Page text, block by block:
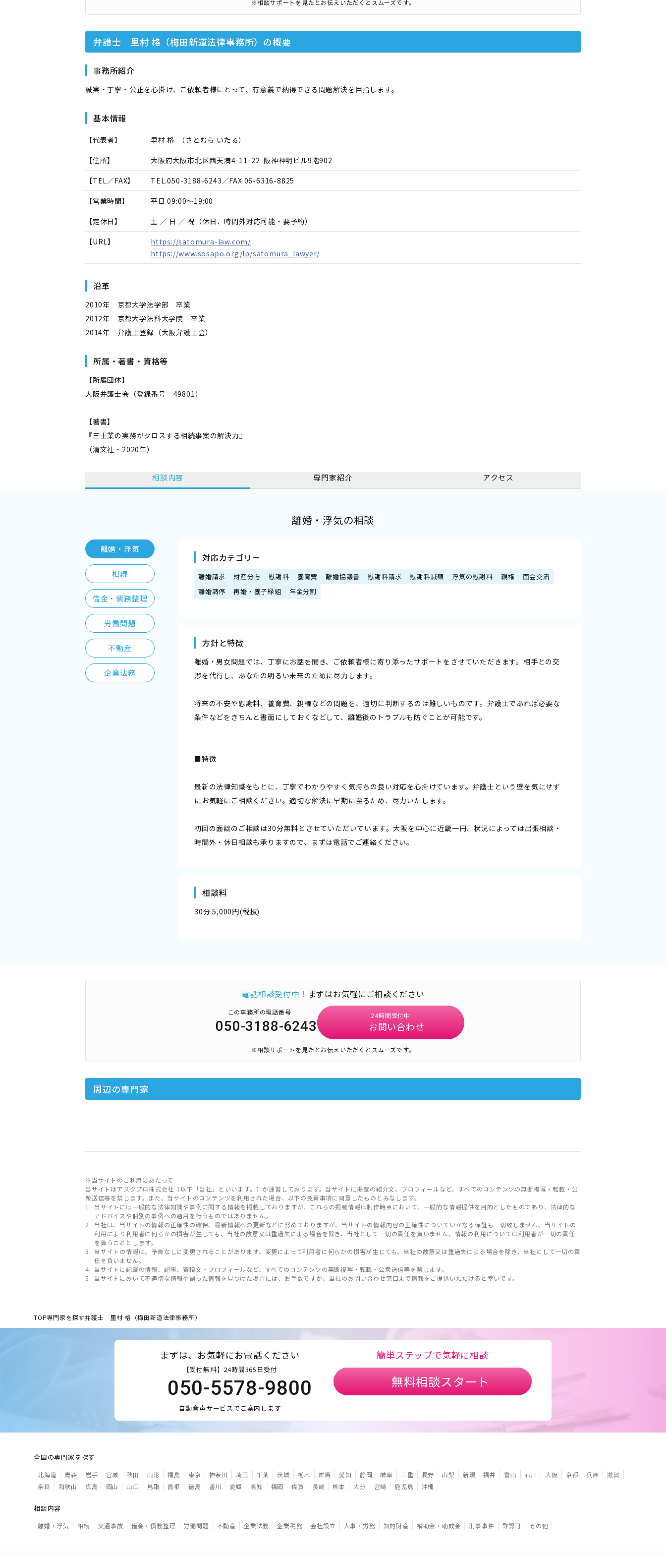
※相談サポートを見たとお伝えいただくとスムーズです。
弁護士 里村 格（梅田新道法律事務所） の概要
事務所紹介
誠実・丁寧・公正を心掛け、ご依頼者様にとって、有意義で納得できる問題解決を目指します。
基本情報
【代表者】 里村 格 （さとむら いたる）
【住所】 大阪府大阪市北区西天満4-11-22 阪神神明ビル9階902
【TEL／FAX】 TEL.050-3188-6243 ／FAX.06-6316-8825
【営業時間】 平日 09:00～19:00
【定休日】 土 ／ 日 ／ 祝（休日、時間外対応可能・要予約）
【URL】
https://satomura-law.com/
https://www.sosapo.org/lp/satomura_lawyer/
沿革
2010年 京都大学法学部 卒業
2012年 京都大学法科大学院 卒業
2014年 弁護士登録（大阪弁護士会）
所属・著書・資格等
【所属団体】
大阪弁護士会（登録番号 49801）
【著書】
『三士業の実務がクロスする相続事案の解決力』
（清文社・2020年）
相談内容 専門家紹介 アクセス
離婚・浮気の相談
離婚・浮気
相続
借金・債務整理
労働問題
不動産
企業法務
対応カテゴリー
離婚請求 財産分与 慰謝料 養育費 離婚協議書 慰謝料請求 慰謝料減額 浮気の慰謝料 親権
面会交流
離婚調停
再婚・養子縁組 年金分割
方針と特徴
離婚・男女問題では、丁寧にお話を聞き、ご依頼者様に寄り添ったサポートをさせていただきます。相手との交
渉を代行し、あなたの明るい未来のために尽力します。
将来の不安や慰謝料、養育費、親権などの問題を、適切に判断するのは難しいものです。弁護士であれば必要な
条件などをきちんと書面にしておくなどして、離婚後のトラブルも防ぐことが可能です。
■特徴
最新の法律知識をもとに、丁寧でわかりやすく気持ちの良い対応を心掛けています。弁護士という壁を気にせず
にお気軽にご相談ください。適切な解決に早期に至るため、尽力いたします。
初回の面談のご相談は30分無料とさせていただいています。大阪を中心に近畿一円、状況によっては出張相談・
時間外・休日相談も承りますので、まずは電話でご連絡ください。
相談料
30分 5,000円(税抜)
電話相談受付中！ まずはお気軽にご相談ください
この事務所の電話番号
050-3188-6243
24時間受付中
お問い合わせ
※相談サポートを見たとお伝えいただくとスムーズです。
周辺の専門家
※当サイトのご利用にあたって
当サイトはアスクプロ株式会社（以下「当社」といいます。）が運営しております。当サイトに掲載の紹介文、プロフィールなど、すべてのコンテンツの無断複写・転載・公
衆送信等を禁じます。また、当サイトのコンテンツを利用された場合、以下の免責事項に同意したものとみなします。
当サイトには一般的な法律知識や事例に関する情報を掲載しておりますが、これらの掲載情報は制作時点において、一般的な情報提供を目的としたものであり、法律的な
アドバイスや個別の事例への適用を行うものではありません。
当社は、当サイトの情報の正確性の確保、最新情報への更新などに努めておりますが、当サイトの情報内容の正確性についていかなる保証も一切致しません。当サイトの
利用により利用者に何らかの損害が生じても、当社の故意又は重過失による場合を除き、当社として一切の責任を負いません。情報の利用については利用者が一切の責任
を負うこととします。
当サイトの情報は、予告なしに変更されることがあります。変更によって利用者に何らかの損害が生じても、当社の故意又は重過失による場合を除き、当社として一切の責
任を負いません。
当サイトに記載の情報、記事、寄稿文・プロフィールなど、すべてのコンテンツの無断複写・転載・公衆送信等を禁じます。
当サイトにおいて不適切な情報や誤った情報を見つけた場合には、お手数ですが、当社のお問い合わせ窓口まで情報をご提供いただけると幸いです。
TOP専門家を探す弁護士 里村 格（梅田新道法律事務所）
まずは、お気軽にお電話ください
【受付無料】24時間365日受付
050-5578-9800
自動音声サービスでご案内します
簡単ステップで気軽に相談
無料相談スタート
全国の専門家を探す
北海道 青森 岩手 宮城 秋田 山形 福島 東京 神奈川 埼玉 千葉 茨城 栃木 群馬 愛知 静岡 岐阜 三重 長野 山梨 新潟 福井 富山 石川 大阪 京都 兵庫
滋賀
奈良
和歌山 広島 岡山 山口 鳥取 島根 徳島 香川 愛媛 高知 福岡 佐賀 長崎 熊本 大分 宮崎 鹿児島 沖縄
相談内容
離婚・浮気 相続 交通事故 借金・債務整理 労働問題 不動産 企業法務 企業税務 会社設立 人事・労務 知的財産 補助金・助成金 刑事事件 許認可 その他